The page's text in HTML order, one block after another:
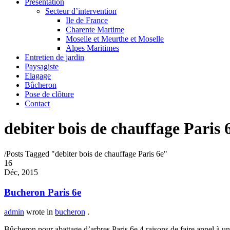
Présentation
Secteur d’intervention
Ile de France
Charente Martime
Moselle et Meurthe et Moselle
Alpes Maritimes
Entretien de jardin
Paysagiste
Elagage
Bûcheron
Pose de clôture
Contact
debiter bois de chauffage Paris
/Posts Tagged "debiter bois de chauffage Paris 6e"
16
Déc, 2015
Bucheron Paris 6e
admin wrote in bucheron .